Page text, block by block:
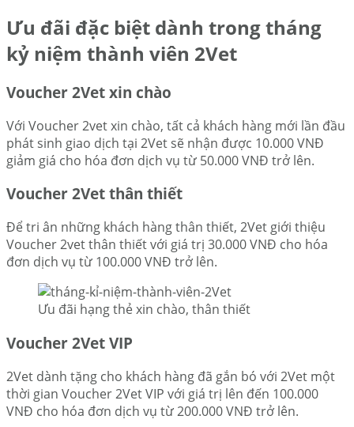
Ưu đãi đặc biệt dành trong tháng
kỷ niệm thành viên 2Vet
Voucher 2Vet xin chào
Với Voucher 2vet xin chào, tất cả khách hàng mới lần đầu
phát sinh giao dịch tại 2Vet sẽ nhận được 10.000 VNĐ
giảm giá cho hóa đơn dịch vụ từ 50.000 VNĐ trở lên.
Voucher 2Vet thân thiết
Để tri ân những khách hàng thân thiết, 2Vet giới thiệu
Voucher 2vet thân thiết với giá trị 30.000 VNĐ cho hóa
đơn dịch vụ từ 100.000 VNĐ trở lên.
Ưu đãi hạng thẻ xin chào, thân thiết
Voucher 2Vet VIP
2Vet dành tặng cho khách hàng đã gắn bó với 2Vet một
thời gian Voucher 2Vet VIP với giá trị lên đến 100.000
VNĐ cho hóa đơn dịch vụ từ 200.000 VNĐ trở lên.